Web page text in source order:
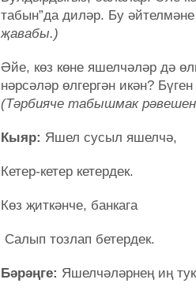
табын”да диләр. Бу
җавабы.)
Әйе, көз көне яшелчәләр дә
нәрсәләр өлгергән икән?
(Тәрбияче табышмак
Кыяр: Яшел сусыл яшелчә,
Кетер-кетер кетердек.
Көз җиткәнче, банкага
Салып тозлап бетердек.
Бәрәңге: Яшелчәләрнең иң